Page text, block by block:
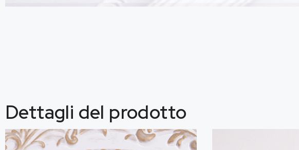
Dettagli del prodotto